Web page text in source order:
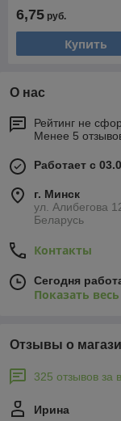
6,75 руб.
Купить
О нас
Рейтинг не
Менее 5
Работает с
г. Минск
ул. Алибегова
Беларусь
Контакты
Сегодня
Показать
Отзывы о
325 отзывов за
Ирина